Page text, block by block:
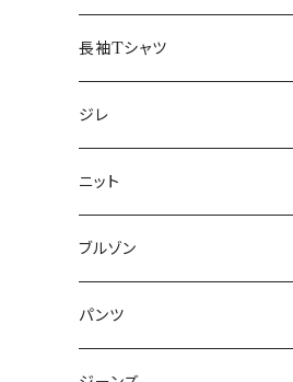
50/XL～
48/L
50/XL～
46/M
48/L
50/XL～
～44/S
46/M
48/L
50/XL～
長袖Tシャツ
～44/S
46/M
48/L
50/XL～
ジレ
～44/S
46/M
48/L
ニット
～44/S
46/M
ブルゾン
～44/S
パンツ